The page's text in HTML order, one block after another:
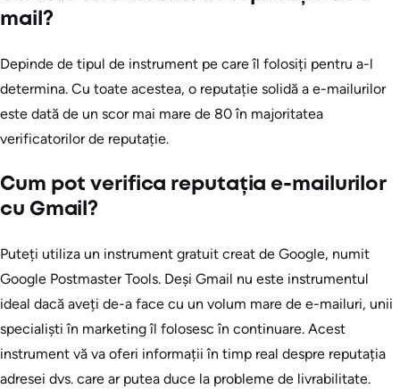
mail?
Depinde de tipul de instrument pe care îl folosiți pentru a-l
determina. Cu toate acestea, o reputație solidă a e-mailurilor
este dată de un scor mai mare de 80 în majoritatea
verificatorilor de reputație.
Cum pot verifica reputația e-mailurilor
cu Gmail?
Puteți utiliza un instrument gratuit creat de Google, numit
Google Postmaster Tools. Deși Gmail nu este instrumentul
ideal dacă aveți de-a face cu un volum mare de e-mailuri, unii
specialiști în marketing îl folosesc în continuare. Acest
instrument vă va oferi informații în timp real despre reputația
adresei dvs. care ar putea duce la probleme de livrabilitate.